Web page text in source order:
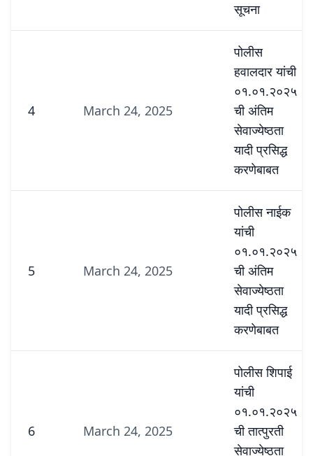
सूचना
4 March 24, 2025
पोलीस
हवालदार यांची
०१.०१.२०२५
ची अंतिम
सेवाज्येष्ठता
यादी प्रसिद्ध
करणेबाबत
5 March 24, 2025
पोलीस नाईक
यांची
०१.०१.२०२५
ची अंतिम
सेवाज्येष्ठता
यादी प्रसिद्ध
करणेबाबत
6 March 24, 2025
पोलीस शिपाई
यांची
०१.०१.२०२५
ची तात्पुरती
सेवाज्येष्ठता